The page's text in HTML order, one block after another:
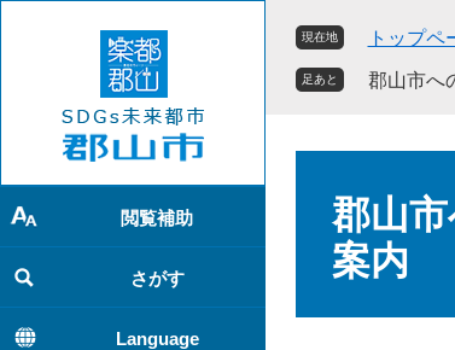
で
す
。
ば
し
て
本
文
へ
閲覧補助
さがす
Language
現在地 トップペ
足あと 郡山市へ
郡山
案内